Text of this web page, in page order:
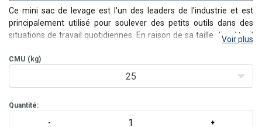
Ce mini sac de levage est l'un des leaders de l'industrie et est
principalement utilisé pour soulever des petits outils dans des
situations de travail quotidiennes. En raison de sa taille discrète, il
lors de travaux en hauteur.
Voir plus
CMU (kg)
25
Quantité: